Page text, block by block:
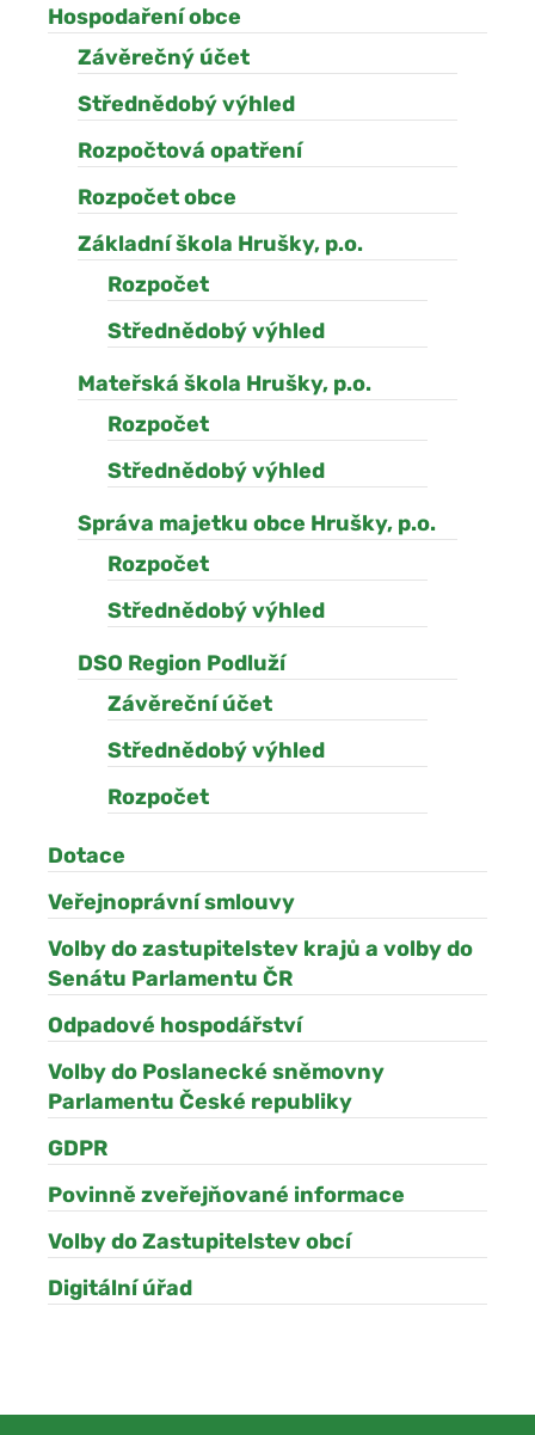
Hospodaření obce
Závěrečný účet
Střednědobý výhled
Rozpočtová opatření
Rozpočet obce
Základní škola Hrušky, p.o.
Rozpočet
Střednědobý výhled
Mateřská škola Hrušky, p.o.
Rozpočet
Střednědobý výhled
Správa majetku obce Hrušky, p.o.
Rozpočet
Střednědobý výhled
DSO Region Podluží
Závěreční účet
Střednědobý výhled
Rozpočet
Dotace
Veřejnoprávní smlouvy
Volby do zastupitelstev krajů a volby do
Senátu Parlamentu ČR
Odpadové hospodářství
Volby do Poslanecké sněmovny
Parlamentu České republiky
GDPR
Povinně zveřejňované informace
Volby do Zastupitelstev obcí
Digitální úřad